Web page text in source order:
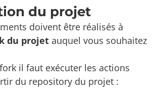
du projet
doivent être réalisés à
du projet auquel vous souhaitez
il faut exécuter les actions
du repository du projet :